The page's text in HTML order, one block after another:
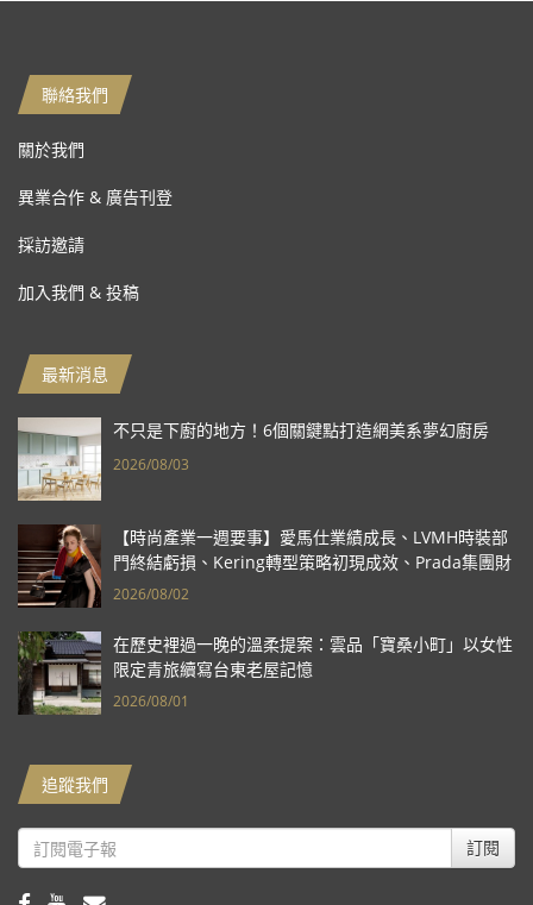
聯絡我們
關於我們
異業合作 & 廣告刊登
採訪邀請
加入我們 & 投稿
最新消息
不只是下廚的地方！6個關鍵點打造網美系夢幻廚房
2026/08/03
【時尚產業一週要事】愛馬仕業績成長、LVMH時裝部
門終結虧損、Kering轉型策略初現成效、Prada集團財
報亮眼
2026/08/02
在歷史裡過一晚的溫柔提案：雲品「寶桑小町」以女性
限定青旅續寫台東老屋記憶
2026/08/01
追蹤我們
訂閱